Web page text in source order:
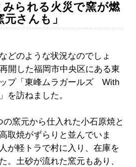
みられる火災で窯が燃
さんも」
どのような状況なのでしょ
開した福岡市中央区にある東
プ「東峰ムラガールズ With
を訪ねました。
窯元から仕入れた小石原焼と
取焼がずらりと並んでいま
が軽トラで村に入り、在庫を
。土砂が流れた窯元もあり、